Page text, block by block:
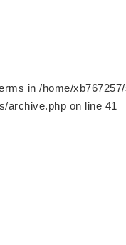
in /home/
archive.php on line 41